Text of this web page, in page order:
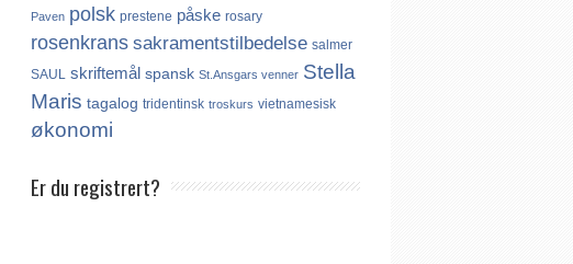
Paven polsk prestene påske rosary
rosenkrans sakramentstilbedelse salmer
SAUL skriftemål spansk St.Ansgars venner Stella
Maris tagalog tridentinsk troskurs vietnamesisk
økonomi
Er du registrert?